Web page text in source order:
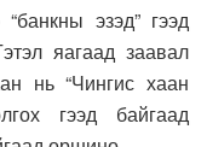
эзэд” гээд
яагаад заавал
нь “Чингис хаан
гээд байгаад